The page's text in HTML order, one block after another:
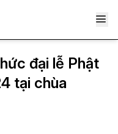
đại lễ Phật
tại chùa